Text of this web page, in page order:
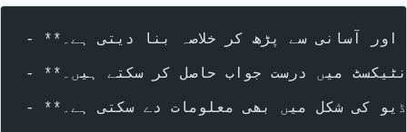
آسانی سے پڑھ کر خلاصہ بنا دیتی ہے۔
میں درست جواب حاصل کر سکتے ہیں۔
کی شکل میں بھی معلومات دے سکتی ہے۔